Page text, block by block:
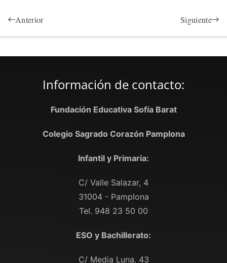
Anterior Siguiente
Información de contacto:
Fundación Educativa Sofía Barat
Colegio Sagrado Corazón Pamplona
Infantil y Primaria:
C/ Valle Salazar, 4
31004 - Pamplona
Tel. 948 23 50 00
ESO y Bachillerato:
C/ Media Luna, 43